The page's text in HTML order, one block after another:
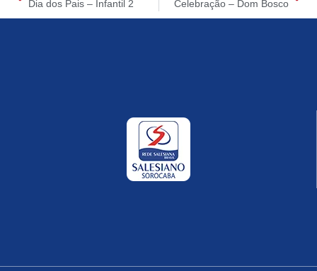
Dia dos Pais – Infantil 2 Celebração – Dom Bosco